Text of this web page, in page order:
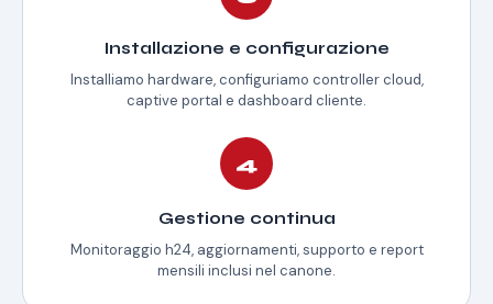
Installazione e configurazione
Installiamo hardware, configuriamo controller cloud,
captive portal e dashboard cliente.
4
Gestione continua
Monitoraggio h24, aggiornamenti, supporto e report
mensili inclusi nel canone.